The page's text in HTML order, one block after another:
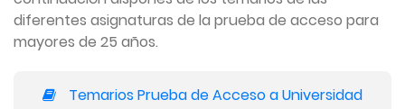
diferentes asignaturas de la prueba de acceso para
mayores de 25 años.
Temarios Prueba de Acceso a Universidad